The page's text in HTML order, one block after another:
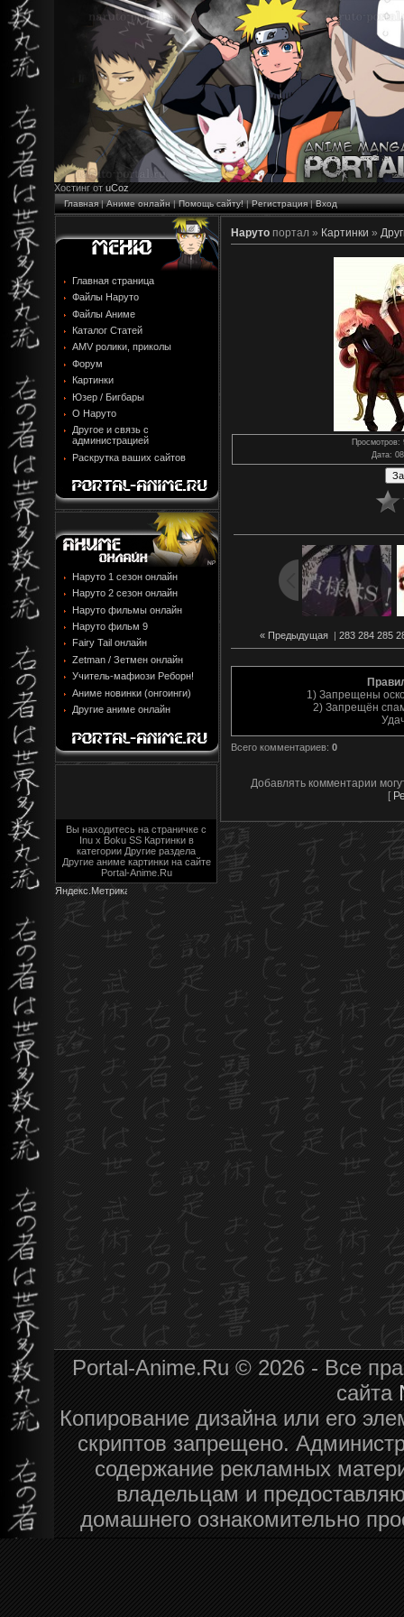
Хостинг от uCoz
Главная|Аниме онлайн|Помощь сайту!|Регистрация|Вход
Главная страница
Файлы Наруто
Файлы Аниме
Каталог Статей
AMV ролики, приколы
Форум
Картинки
Юзер / Бигбары
О Наруто
Другое и связь с
администрацией
Раскрутка ваших сайтов
Наруто 1 сезон онлайн
Наруто 2 сезон онлайн
Наруто фильмы онлайн
Наруто фильм 9
Fairy Tail онлайн
Zetman / Зетмен онлайн
Учитель-мафиози Реборн!
Аниме новинки (онгоинги)
Другие аниме онлайн
Вы находитесь на страничке с
Inu x Boku SS Картинки в
категории Другие раздела
Другие аниме картинки на сайте
Portal-Anime.Ru
Наруто портал » Картинки »
Просмотров:
Дата:
« Предыдущая | 283 284 285
1) Запрещены
2) Запрещён
Всего комментариев: 0
Добавлять комментарии
[
Portal-Anime.Ru © 2026 - Все
сайта
Копирование дизайна или его
скриптов запрещено.
содержание рекламных
владельцам и
домашнего ознакомительно